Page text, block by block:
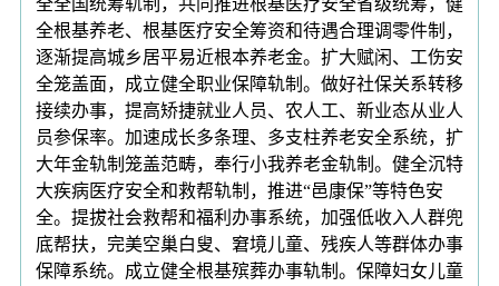
全根基养老、根基医疗安全筹资和待遇合理调零件制，
逐渐提高城乡居平易近根本养老金。扩大赋闲、工伤安
全笼盖面，成立健全职业保障轨制。做好社保关系转移
接续办事，提高矫捷就业人员、农人工、新业态从业人
员参保率。加速成长多条理、多支柱养老安全系统，扩
大年金轨制笼盖范畴，奉行小我养老金轨制。健全沉特
大疾病医疗安全和救帮轨制，推进“邑康保”等特色安
全。提拔社会救帮和福利办事系统，加强低收入人群兜
底帮扶，完美空巢白叟、窘境儿童、残疾人等群体办事
保障系统。成立健全根基殡葬办事轨制。保障妇女儿童